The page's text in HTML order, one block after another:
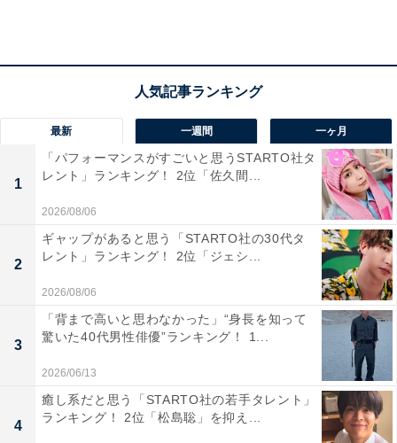
第2位：京都大学（330票）
第2位は「京都大学」でした。「自由の学風」を伝統と
する国立の総合大学で、「THE世界大学ランキング
2023」では総合68位にランクインするなど、世界でも高
く評価されています。ノーベル賞受賞者数が多いことも
有名です。
回答者からは「多くの有名な教授を生み出し、世界的な
研究を発信している大学だからです（50代・大阪府）」
「日本の中でもトップクラスに入る学力を誇っていると
思うから。独自の教育方針を持っていると思うから（40
最新 一週間 一ヶ月
1
「パフォーマンスがすごいと思うSTARTO社タ
レント」ランキング！ 2位「佐久間...
2026/08/06
2
ギャップがあると思う「STARTO社の30代タ
レント」ランキング！ 2位「ジェシ...
2026/08/06
3
「背まで高いと思わなかった」“身長を知って
驚いた40代男性俳優”ランキング！ 1...
2026/06/13
4
癒し系だと思う「STARTO社の若手タレント」
ランキング！ 2位「松島聡」を抑え...